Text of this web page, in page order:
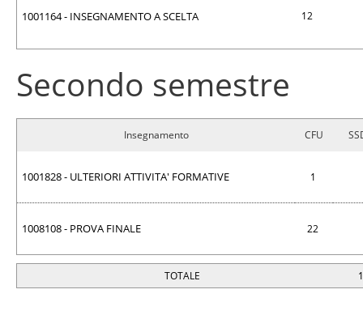
1001164 - INSEGNAMENTO A SCELTA 12
Secondo semestre
Insegnamento CFU
1001828 - ULTERIORI ATTIVITA' FORMATIVE 1
1008108 - PROVA FINALE 22
TOTALE